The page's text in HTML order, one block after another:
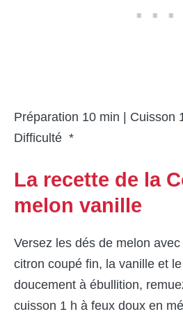
Préparation 10 min | Cuisson
Difficulté *
La recette de la
melon vanille
Versez les dés de melon
citron coupé fin, la vanille et
doucement à ébullition,
cuisson 1 h à feux doux en